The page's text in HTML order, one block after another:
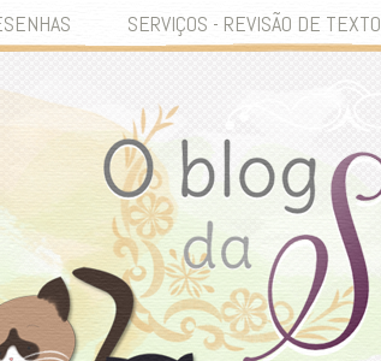
SERVIÇOS - REVISÃO DE TEXTO